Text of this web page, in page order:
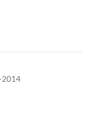
2014